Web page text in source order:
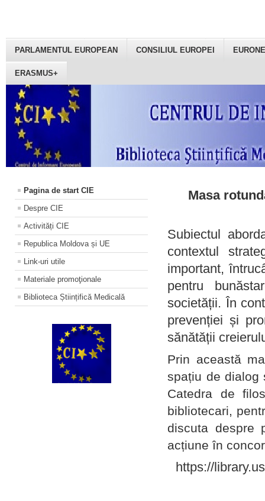
PARLAMENTUL EUROPEAN CONSILIUL EUROPEI
ERASMUS+
Pagina de start CIE
Despre CIE
Activități CIE
Republica Moldova și UE
Link-uri utile
Materiale promoţionale
Biblioteca Științifică Medicală
Masa
Subiectul
contextul
important,
pentru
societății. În
prevenției și
sănătății
Prin această
spațiu de dialog
Catedra de
bibliotecari,
discuta despre
acțiune în
https://